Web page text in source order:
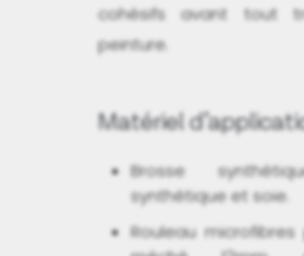
cohésifs avant tout
peinture.
Matériel
Brosse
synthétique et soie.
Rouleau